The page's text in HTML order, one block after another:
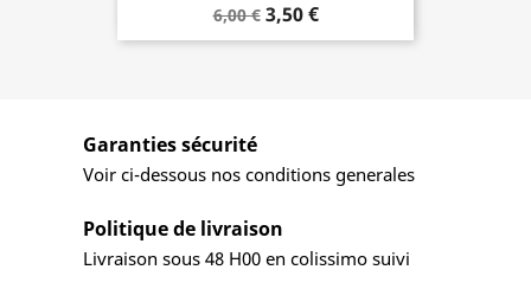
6,00 € 3,50 €
Garanties sécurité
Voir ci-dessous nos conditions generales
Politique de livraison
Livraison sous 48 H00 en colissimo suivi